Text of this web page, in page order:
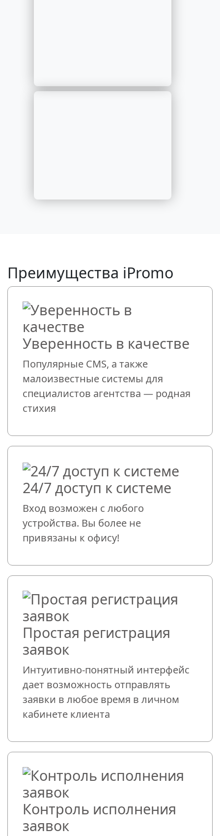
Преимущества iPromo
Уверенность в качестве
Популярные CMS, а также
малоизвестные системы для
специалистов агентства — родная
стихия
24/7 доступ к системе
Вход возможен с любого
устройства. Вы более не
привязаны к офису!
Простая регистрация
заявок
Интуитивно-понятный интерфейс
дает возможность отправлять
заявки в любое время в личном
кабинете клиента
Контроль исполнения
заявок